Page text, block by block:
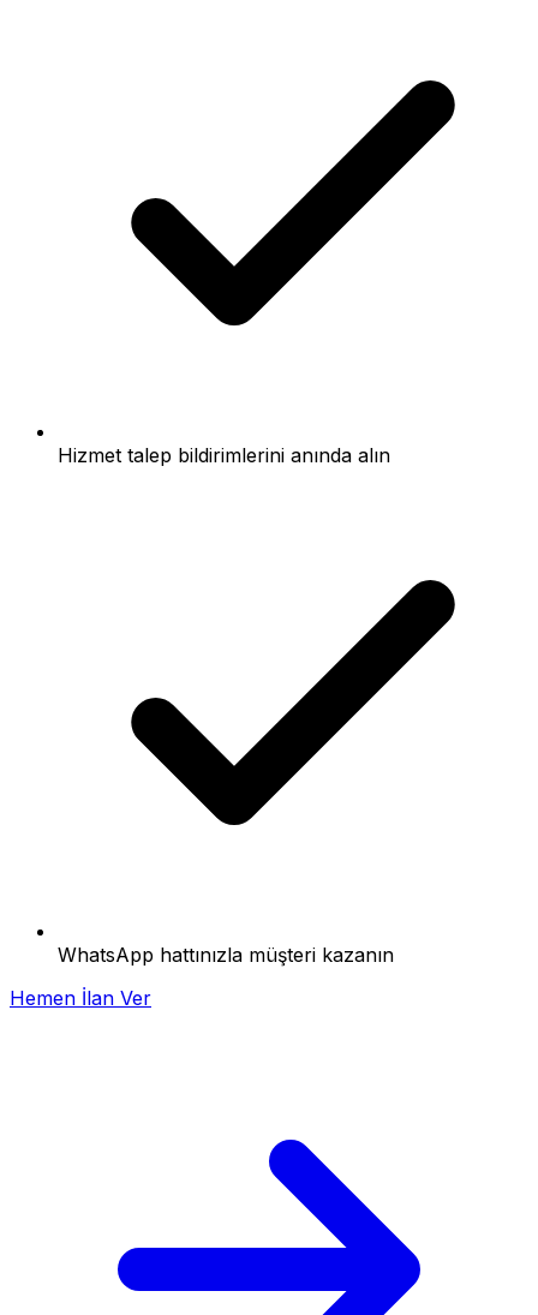
Hizmet talep bildirimlerini anında alın
WhatsApp hattınızla müşteri kazanın
Hemen İlan Ver